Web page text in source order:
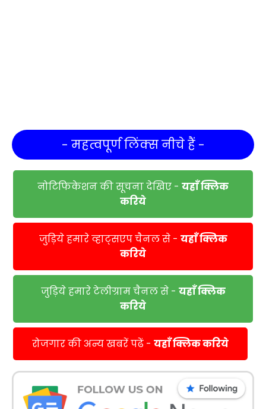
- महत्वपूर्ण लिंक्स नीचे हैं -
नोटिफिकेशन की सूचना देखिए - यहाँ क्लिक
करिये
जुड़िये हमारे व्हाट्सएप चैनल से - यहाँ क्लिक
करिये
जुड़िये हमारे टेलीग्राम चैनल से - यहाँ क्लिक
करिये
रोजगार की अन्य खबरें पढें - यहाँ क्लिक करिये